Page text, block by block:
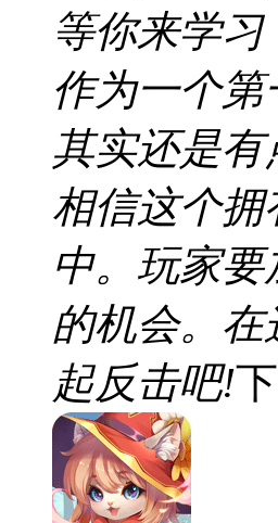
等你来学
作为一个
其实还是有
相信这个
中。玩家
的机会。
起反击吧!